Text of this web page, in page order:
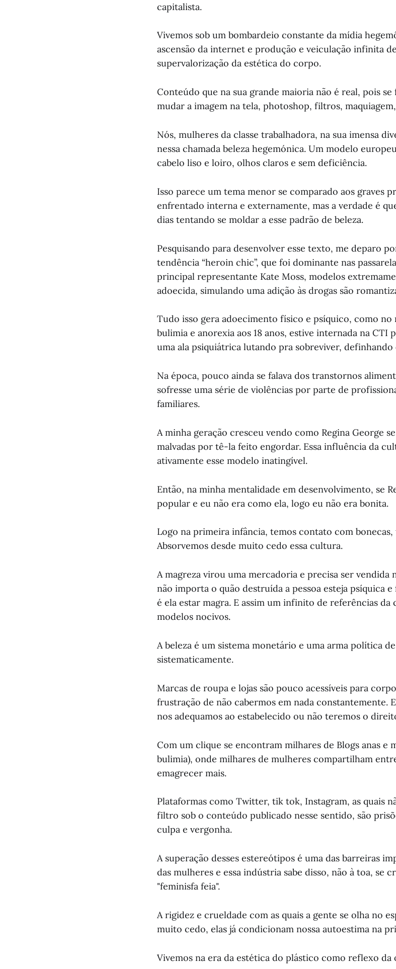
capitalista.
Vivemos sob um bombardeio constante da mídia
ascensão da internet e produção e veiculação infinita
supervalorização da estética do corpo.
Conteúdo que na sua grande maioria não é real, pois
mudar a imagem na tela, photoshop, filtros,
Nós, mulheres da classe trabalhadora, na sua imensa
nessa chamada beleza hegemónica. Um modelo
cabelo liso e loiro, olhos claros e sem deficiência.
Isso parece um tema menor se comparado aos graves
enfrentado interna e externamente, mas a verdade é
dias tentando se moldar a esse padrão de beleza.
Pesquisando para desenvolver esse texto, me deparo
tendência “heroin chic”, que foi dominante nas
principal representante Kate Moss, modelos
adoecida, simulando uma adição às drogas são
Tudo isso gera adoecimento físico e psíquico, como no
bulimia e anorexia aos 18 anos, estive internada na CTI
uma ala psiquiátrica lutando pra sobreviver, definhando
Na época, pouco ainda se falava dos transtornos
sofresse uma série de violências por parte de
familiares.
A minha geração cresceu vendo como Regina George
malvadas por tê-la feito engordar. Essa influência da
ativamente esse modelo inatingível.
Então, na minha mentalidade em desenvolvimento, se
popular e eu não era como ela, logo eu não era bonita.
Logo na primeira infância, temos contato com bonecas,
Absorvemos desde muito cedo essa cultura.
A magreza virou uma mercadoria e precisa ser vendida
não importa o quão destruída a pessoa esteja psíquica
é ela estar magra. E assim um infinito de referências
modelos nocivos.
A beleza é um sistema monetário e uma arma política
sistematicamente.
Marcas de roupa e lojas são pouco acessíveis para
frustração de não cabermos em nada constantemente.
nos adequamos ao estabelecido ou não teremos o
Com um clique se encontram milhares de Blogs anas e
bulimia), onde milhares de mulheres compartilham
emagrecer mais.
Plataformas como Twitter, tik tok, Instagram, as quais
filtro sob o conteúdo publicado nesse sentido, são
culpa e vergonha.
A superação desses estereótipos é uma das barreiras
das mulheres e essa indústria sabe disso, não à toa, se
"feminisfa feia".
A rigidez e crueldade com as quais a gente se olha no
muito cedo, elas já condicionam nossa autoestima na
Vivemos na era da estética do plástico como reflexo da